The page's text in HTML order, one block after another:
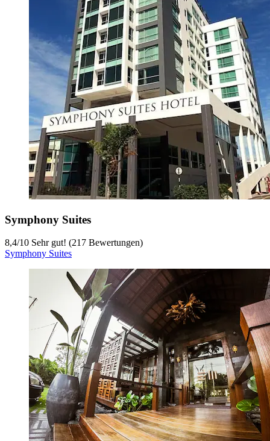
Symphony Suites
8,4/10 Sehr gut! (217 Bewertungen)
Symphony Suites